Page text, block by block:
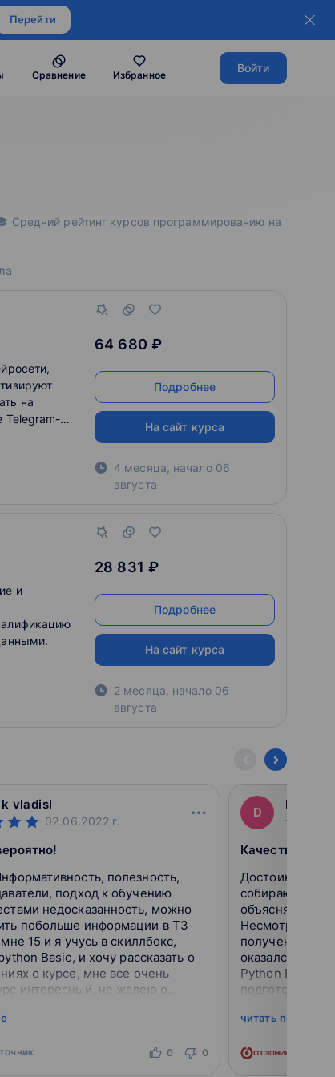
Перейти
Сравнение Избранное
Войти
Средний рейтинг курсов программированию на
на
Telegram-
64 680 ₽
Подробнее
На сайт курса
4 месяца начало 06
августа
и
28 831 ₽
Подробнее
На сайт курса
2 месяца начало 06
августа
vladisl
02.06.2022 г.
полезность,
подход к обучению
недосказанность, можно
побольше информации в Т3
15 и я учусь в скиллбокс,
Basic, и хочу рассказать о
о курсе, мне все очень
интересный, не жалею о
0 0
D
Достоинства: Плюсы: Создатели курсов,
собирают всю
объясняют
Несмотря на
полученной
оказался как
Python Basic.
материала,
читать